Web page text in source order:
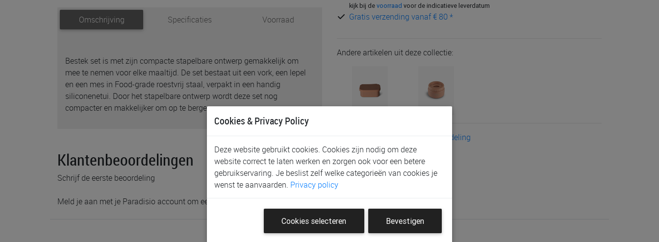
Omschrijving Specificaties Voorraad
Bestek set is met zijn compacte stapelbare ontwerp gemakkelijk om
mee te nemen voor elke maaltijd. De set bestaat uit een vork, een lepel
en een mes in Food-grade roestvrij staal, verpakt in een handig
siliconenetui. Door het stapelbare ontwerp wordt deze set nog
compacter en makkelijker om op te bergen.
kijk bij devoorraad voor de indicatieve leverdatum
Gratis verzending vanaf € 80 *
Andere artikelen uit deze collectie:
Schrijf de eerste klantenbeoordeling
Klantenbeoordelingen
Schrijf de eerste beoordeling
Meld je aan met je Paradisio account om een beoordeling te plaatsen.
Cookies & Privacy Policy
Deze website gebruikt cookies. Cookies zijn nodig om deze
website correct te laten werken en zorgen ook voor een betere
gebruikservaring. Je beslist zelf welke categorieën van cookies je
wenst te aanvaarden. Privacy policy
Cookies selecteren Bevestigen